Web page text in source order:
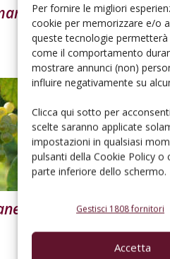
Per fornire le migliori
cookie per memorizzare e/o
queste tecnologie
come il comportamento
mostrare annunci (non)
influire negativamente su
Clicca qui sotto per
scelte saranno applicate
impostazioni in qualsiasi
pulsanti della Cookie Policy o
parte inferiore dello schermo.
Gestisci 1808 fornitori
Accetta
di
mette
DiLorenzo Tosi
a
Zaia:
DiRedazione